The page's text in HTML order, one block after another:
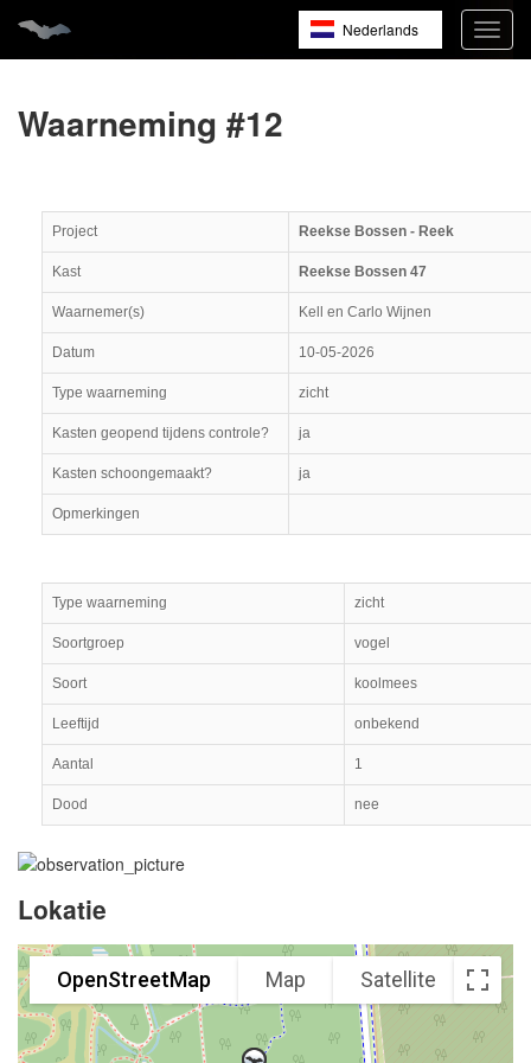
Nederlands
Waarneming #12
Project Reekse Bossen - Reek
Kast Reekse Bossen 47
Waarnemer(s) Kell en Carlo Wijnen
Datum 10-05-2026
Type waarneming zicht
Kasten geopend tijdens controle? ja
Kasten schoongemaakt? ja
Opmerkingen
Type waarneming zicht
Soortgroep vogel
Soort koolmees
Leeftijd onbekend
Aantal 1
Dood nee
Lokatie
OpenStreetMap Map Satellite